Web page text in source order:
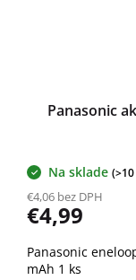
Panasonic
Na sklade
€4,06 bez DPH
€4,99
Panasonic
mAh 1 ks